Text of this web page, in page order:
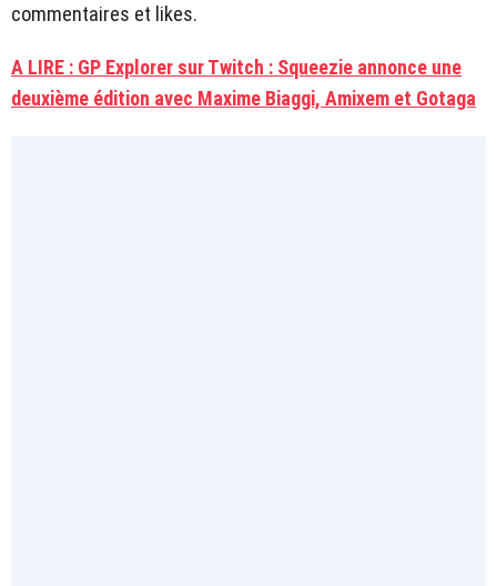
commentaires et likes.
A LIRE : GP Explorer sur Twitch : Squeezie annonce une
deuxième édition avec Maxime Biaggi, Amixem et Gotaga